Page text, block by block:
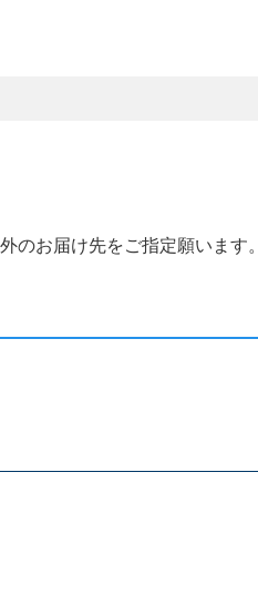
のお届け先をご指定願います。